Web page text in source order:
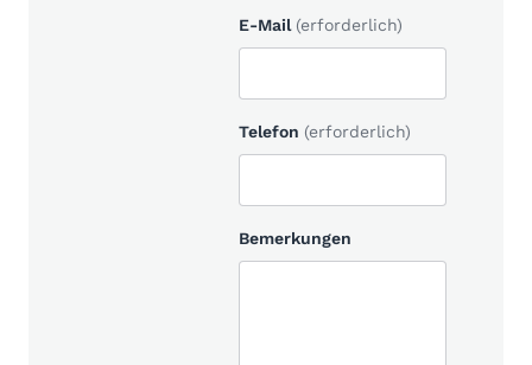
E-Mail (erforderlich)
Telefon (erforderlich)
Bemerkungen